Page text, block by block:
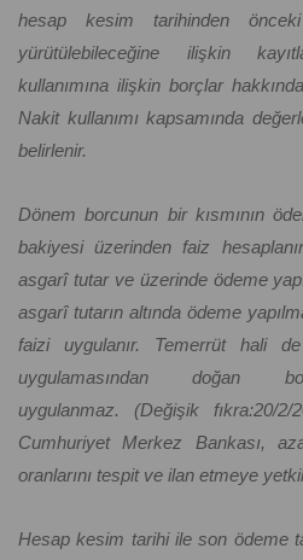
hesap kesim tarihinden
yürütülebileceğine ilişkin
kullanımına ilişkin borçlar
Nakit kullanımı kapsamında
belirlenir.
Dönem borcunun bir kısmının
bakiyesi üzerinden faiz
asgarî tutar ve üzerinde ödeme
asgarî tutarın altında ödeme
faizi uygulanır. Temerrüt hali
uygulamasından doğan
uygulanmaz. (Değişik fıkra:20/
Cumhuriyet Merkez Bankası,
oranlarını tespit ve ilan etmeye
Hesap kesim tarihi ile son ödeme